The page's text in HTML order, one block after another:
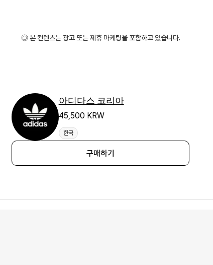
◎ 본 컨텐츠는 광고 또는 제휴 마케팅을 포함하고 있습니다.
아디다스 코리아
45,500 KRW
한국
구매하기